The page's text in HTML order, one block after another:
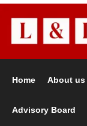
Home About us
Advisory Board